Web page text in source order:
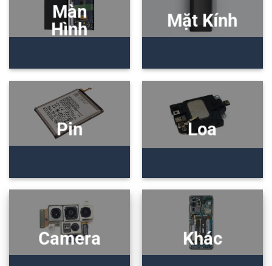
Màn
Hình
Mặt Kính
Pin Loa
Camera Khác